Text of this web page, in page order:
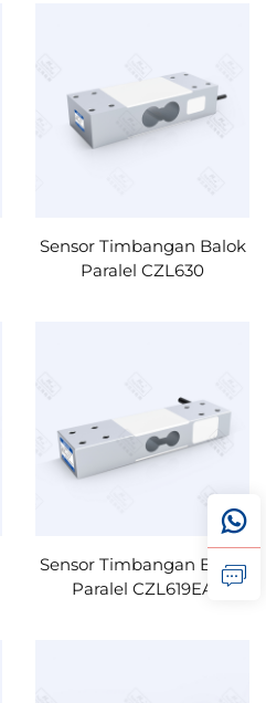
Sensor Timbangan Balok
Paralel CZL630
Sensor Timbangan Balok
Paralel CZL619EA